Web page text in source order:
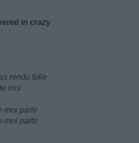
in crazy
rendu folle
moi
moi partir
moi partir